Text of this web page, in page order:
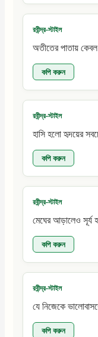
রবীন্দ্র-স্টাইল
অতীতের পাতায় কেবল
কপি করুন
রবীন্দ্র-স্টাইল
হাসি হলো হৃদয়ের
কপি করুন
রবীন্দ্র-স্টাইল
মেঘের আড়ালেও সূর্য
কপি করুন
রবীন্দ্র-স্টাইল
যে নিজেকে
কপি করুন